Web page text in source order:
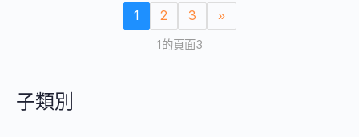
1 2 3 »
1的頁面3
子類別